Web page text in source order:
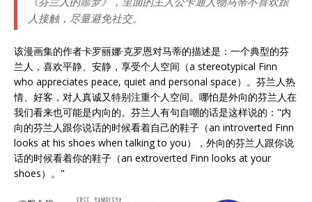
人接触，尽量避免社交。
该漫画集的作者卡罗丽娜·克罗恩对马蒂的描述是：一个典型的芬
兰人，喜欢平静、安静，享受个人空间（a stereotypical Finn
who appreciates peace, quiet and personal space）。芬兰人热
情、好客，对人真诚又特别注重个人空间。哪怕是外向的芬兰人在
我们看来也可能是内向的。芬兰人有句自嘲的话是这样说的："内
向的芬兰人跟你说话的时候看着自己的鞋子（an introverted Finn
looks at his shoes when talking to you），外向的芬兰人跟你说
话的时候看着你的鞋子（an extroverted Finn looks at your
shoes）。"